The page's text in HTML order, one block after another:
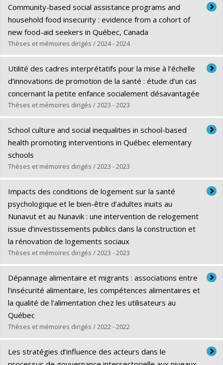
Diplômé(e) :Lesage, Annika
Cycle :Maîtrise
Diplôme obtenu :M. Sc.
Lien vers le document dans Papyrus
Community-based social assistance programs and
household food insecurity : evidence from a cohort of
new food-aid seekers in Québec, Canada
Thèses et mémoires dirigés / 2024 - 2024
Diplômé(e) :Pérez Isaza, Elsury Johanna
Cycle :Doctorat
Diplôme obtenu :Ph. D.
Lien vers le document dans Papyrus
Utilité des cadres interprétatifs pour la mise à l’échelle
d’innovations de promotion de la santé : étude d’un cas
concernant la petite enfance socialement désavantagée
Thèses et mémoires dirigés / 2023 - 2023
Diplômé(e) :Larouche, Annie
Cycle :Doctorat
Diplôme obtenu :
Lien vers le document dans Papyrus
School culture and social inequalities in school-based
health promoting interventions in Québec elementary
schools
Thèses et mémoires dirigés / 2023 - 2023
Diplômé(e) :Kalubi-Lukusa, Jodi Cécile
Cycle :Doctorat
Diplôme obtenu :Ph. D.
Lien vers le document dans Papyrus
Impacts des conditions de logement sur la santé
psychologique et le bien-être d’adultes inuits au
Nunavut et au Nunavik : une intervention de relogement
issue d’investissements publics dans la construction et
la rénovation de logements sociaux
Thèses et mémoires dirigés / 2023 - 2023
Diplômé(e) :Perreault, Karine
Cycle :Doctorat
Diplôme obtenu :Ph. D.
Lien vers le document dans Papyrus
Dépannage alimentaire et migrants : associations entre
l’insécurité alimentaire, les compétences alimentaires et
la qualité de l’alimentation chez les utilisateurs au
Québec
Thèses et mémoires dirigés / 2022 - 2022
Diplômé(e) :Bonin, Sarah
Cycle :Maîtrise
Les stratégies d’influence des acteurs dans le